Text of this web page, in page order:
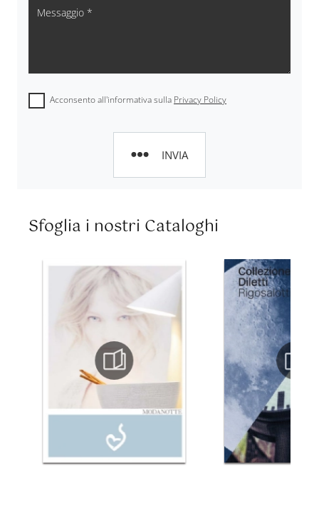
Acconsento all'informativa sulla Privacy Policy
INVIA
Sfoglia i nostri Cataloghi